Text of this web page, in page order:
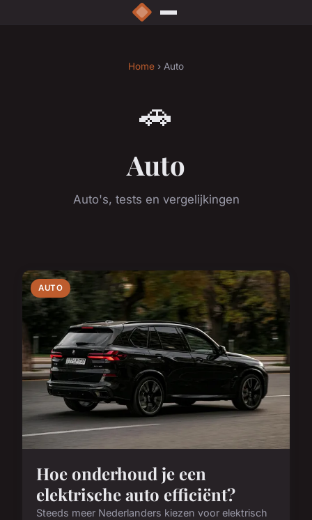
Home › Auto
🚗
Auto
Auto's, tests en vergelijkingen
AUTO
Hoe onderhoud je een
elektrische auto efficiënt?
Steeds meer Nederlanders kiezen voor elektrisch